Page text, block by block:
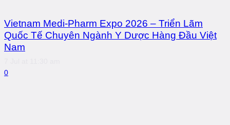
Vietnam Medi-Pharm Expo 2026 – Triển Lãm
Quốc Tế Chuyên Ngành Y Dược Hàng Đầu Việt
Nam
0